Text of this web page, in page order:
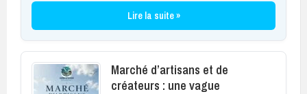
Lire la suite »
Marché d’artisans et de
créateurs : une vague